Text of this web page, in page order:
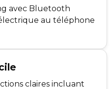
avec Bluetooth
au téléphone
claires incluant